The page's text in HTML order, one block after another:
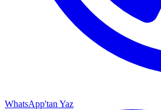
WhatsApp'tan Yaz